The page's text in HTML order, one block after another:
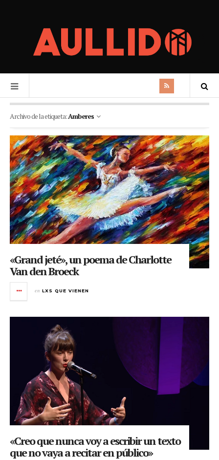
Archivo de la etiqueta:Amberes
«Grand jeté», un poema de Charlotte
Van den Broeck
en LXS QUE VIENEN
«Creo que nunca voy a escribir un texto
que no vaya a recitar en público»